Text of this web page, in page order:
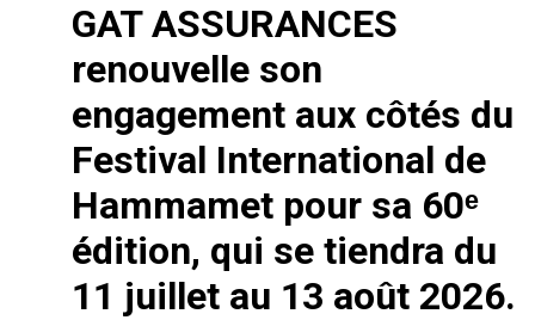
GAT ASSURANCES
renouvelle son
engagement aux côtés du
Festival International de
Hammamet pour sa 60ᵉ
édition, qui se tiendra du
11 juillet au 13 août 2026.